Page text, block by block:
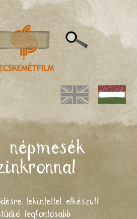
népmesék
tekintettel elkészült
legfontosabb